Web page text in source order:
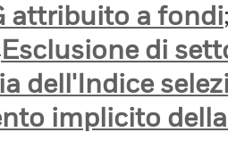
attribuito a fondi
Esclusione di
dell'Indice
implicito